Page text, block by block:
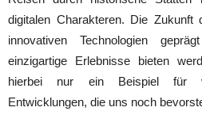
digitalen Charakteren. Die Zukunft
innovativen Technologien
einzigartige Erlebnisse bieten
hierbei nur ein Beispiel für
Entwicklungen, die uns noch